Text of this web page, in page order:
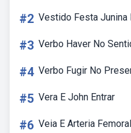
#2 Vestido Festa Junina
#3 Verbo Haver No
#4 Verbo Fugir No
#5 Vera E John Entrar
#6 Veia E Arteria Femoral